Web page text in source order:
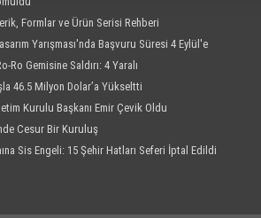
Formlar ve Ürün Serisi Rehberi
Yarışması'nda Başvuru Süresi 4 Eylül'e
Ro Gemisine Saldırı: 4 Yaralı
46.5 Milyon Dolar’a Yükseltti
Kurulu Başkanı Emir Çevik Oldu
Cesur Bir Kuruluş
Sis Engeli: 15 Şehir Hatları Seferi İptal Edildi